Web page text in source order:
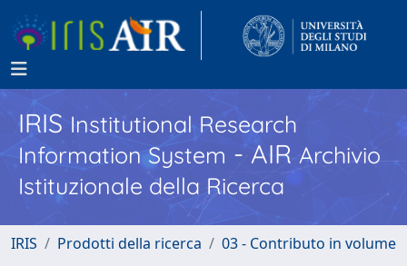
IRISInstitutional Research
Information System - AIR Archivio
Istituzionale della Ricerca
IRIS Prodotti della ricerca 03 - Contributo in volume